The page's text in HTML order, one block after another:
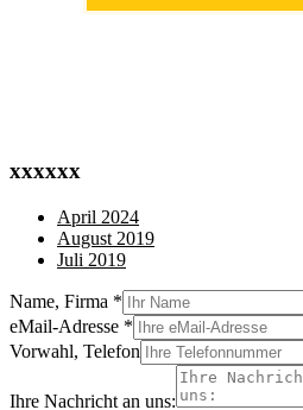
xxxxxx
April 2024
August 2019
Juli 2019
Name, Firma *
eMail-Adresse *
Vorwahl, Telefon
Ihre Nachricht an uns: